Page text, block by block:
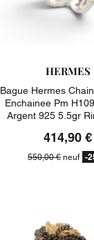
HERMES
Bague Hermes
Enchainee Pm
Argent 925 5.5gr
414,90 €
550,00 € neuf -